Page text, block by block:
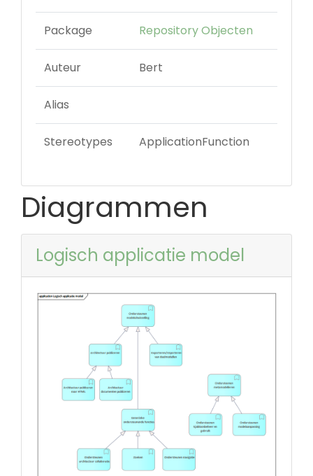
Package Repository Objecten
Auteur Bert
Alias
Stereotypes ApplicationFunction
Diagrammen
Logisch applicatie model